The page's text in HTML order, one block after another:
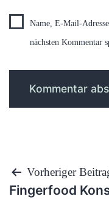
Name, E-Mail-
nächsten Kommentar
Vorheriger
Fingerfood